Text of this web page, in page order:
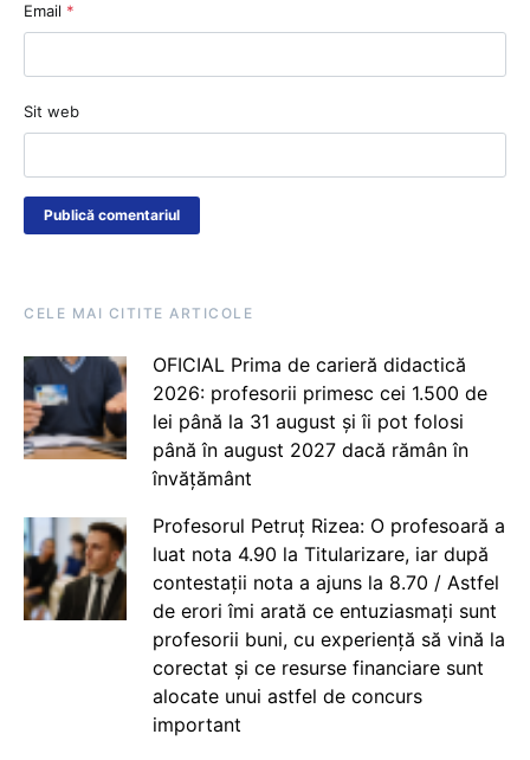
Email *
Sit web
CELE MAI CITITE ARTICOLE
OFICIAL Prima de carieră didactică
2026: profesorii primesc cei 1.500 de
lei până la 31 august și îi pot folosi
până în august 2027 dacă rămân în
învățământ
Profesorul Petruț Rizea: O profesoară a
luat nota 4.90 la Titularizare, iar după
contestații nota a ajuns la 8.70 / Astfel
de erori îmi arată ce entuziasmați sunt
profesorii buni, cu experiență să vină la
corectat și ce resurse financiare sunt
alocate unui astfel de concurs
important